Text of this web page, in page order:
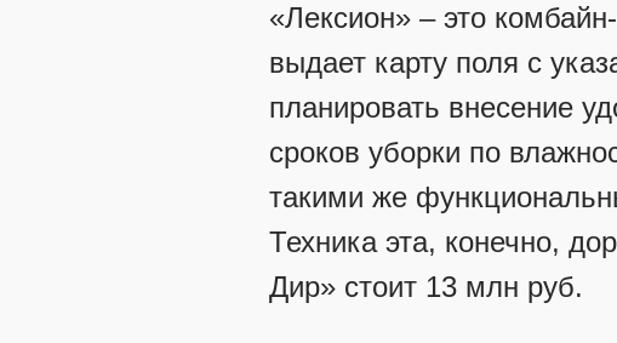
«Лексион» – это
выдает карту поля с
планировать внесение
сроков уборки по
такими же
Техника эта, конечно,
Дир» стоит 13 млн руб.